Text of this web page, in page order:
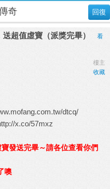
回復
奇
超值虛寶（派獎完畢）
看
樓主
收藏
dtcq/
x.co/57mxz
發送完畢～請各位查看你們
噢